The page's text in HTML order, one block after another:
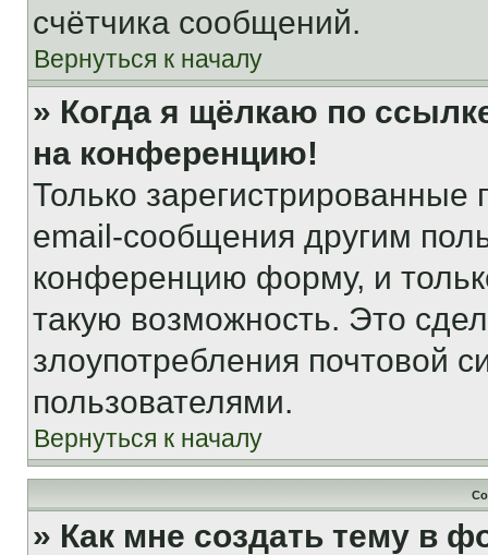
счётчика сообщений.
Вернуться к началу
» Когда я щёлкаю по
на конференцию!
Только зарегистрированные
email-сообщения другим
конференцию форму, и
такую возможность. Это
злоупотребления почтовой
пользователями.
Вернуться к началу
» Как мне создать тему в